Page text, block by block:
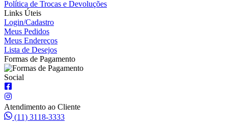
Política de Trocas e Devoluções
Links Úteis
Login/Cadastro
Meus Pedidos
Meus Endereços
Lista de Desejos
Formas de Pagamento
Social
Atendimento ao Cliente
(11) 3118-3333